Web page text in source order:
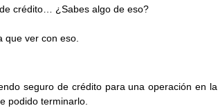
crédito… ¿Sabes algo de eso?
que ver con eso.
seguro de crédito para una operación en la
podido terminarlo.